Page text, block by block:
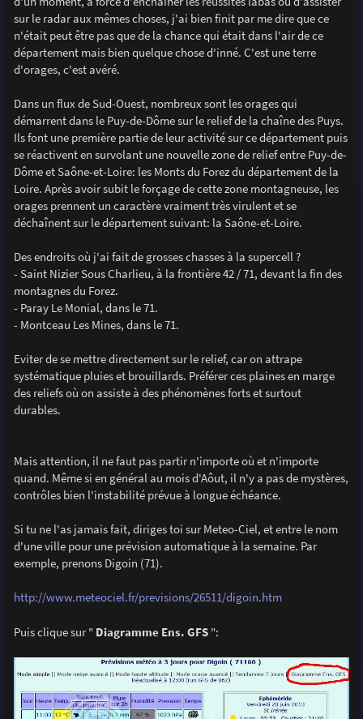
sur le radar aux mêmes choses, j'ai bien finit par me dire que ce
n'était peut être pas que de la chance qui était dans l'air de ce
département mais bien quelque chose d'inné. C'est une terre
d'orages, c'est avéré.
Dans un flux de Sud-Ouest, nombreux sont les orages qui
démarrent dans le Puy-de-Dôme sur le relief de la chaîne des Puys.
Ils font une première partie de leur activité sur ce département puis
se réactivent en survolant une nouvelle zone de relief entre Puy-de-
Dôme et Saône-et-Loire: les Monts du Forez du département de la
Loire. Après avoir subit le forçage de cette zone montagneuse, les
orages prennent un caractère vraiment très virulent et se
déchaînent sur le département suivant: la Saône-et-Loire.
Des endroits où j'ai fait de grosses chasses à la supercell ?
- Saint Nizier Sous Charlieu, à la frontière 42 / 71, devant la fin des
montagnes du Forez.
- Paray Le Monial, dans le 71.
- Montceau Les Mines, dans le 71.
Eviter de se mettre directement sur le relief, car on attrape
systématique pluies et brouillards. Préférer ces plaines en marge
des reliefs où on assiste à des phénomènes forts et surtout
durables.
Mais attention, il ne faut pas partir n'importe où et n'importe
quand. Même si en général au mois d'Aôut, il n'y a pas de mystères,
contrôles bien l'instabilité prévue à longue échéance.
Si tu ne l'as jamais fait, diriges toi sur Meteo-Ciel, et entre le nom
d'une ville pour une prévision automatique à la semaine. Par
exemple, prenons Digoin (71).
http://www.meteociel.fr/previsions/26511/digoin.htm
Puis clique sur " Diagramme Ens. GFS":